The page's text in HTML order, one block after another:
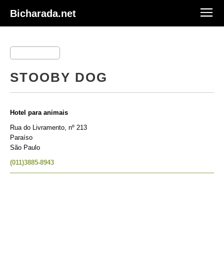
Bicharada.net
STOOBY DOG
Hotel para animais
Rua do Livramento, nº 213
Paraíso
São Paulo
(011)3885-8943